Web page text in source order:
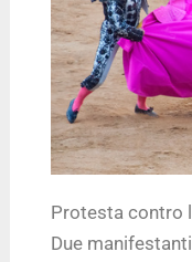
Protesta contro
Due